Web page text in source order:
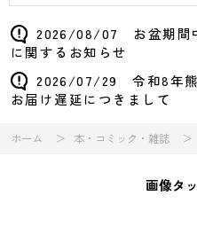
2026/08/07 お盆期間
に関するお知らせ
2026/07/29 令和8年熊
お届け遅延につきまして
ホーム 本・コミック・雑誌
画像タ